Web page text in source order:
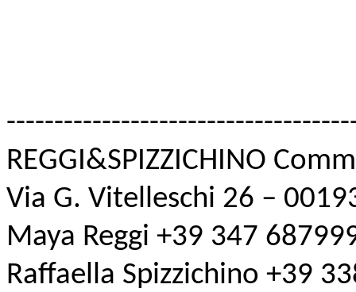
------------------------------
REGGI&SPIZZICHINO
Via G. Vitelleschi 26 –
Maya Reggi +39 347
Raffaella Spizzichino +39